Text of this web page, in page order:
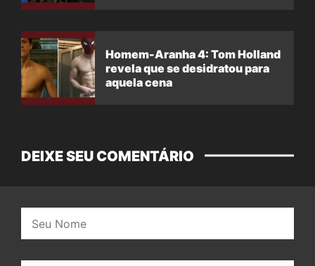
Homem-Aranha 4: Tom Holland
revela que se desidratou para
aquela cena
DEIXE SEU COMENTÁRIO